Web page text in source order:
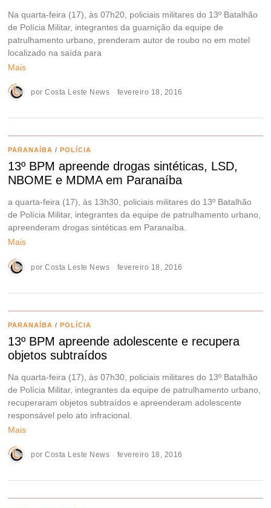
Na quarta-feira (17), às 07h20, policiais militares do 13º Batalhão
de Polícia Militar, integrantes da guarnição da equipe de
patrulhamento urbano, prenderam autor de roubo no em motel
localizado na saída para
Mais
porCosta Leste News fevereiro 18, 2016
PARANAÍBA / POLÍCIA
13º BPM apreende drogas sintéticas, LSD,
NBOME e MDMA em Paranaíba
a quarta-feira (17), às 13h30, policiais militares do 13º Batalhão
de Polícia Militar, integrantes da equipe de patrulhamento urbano,
apreenderam drogas sintéticas em Paranaíba.
Mais
porCosta Leste News fevereiro 18, 2016
PARANAÍBA / POLÍCIA
13º BPM apreende adolescente e recupera
objetos subtraídos
Na quarta-feira (17), às 07h30, policiais militares do 13º Batalhão
de Polícia Militar, integrantes da equipe de patrulhamento urbano,
recuperaram objetos subtraídos e apreenderam adolescente
responsável pelo ato infracional.
Mais
porCosta Leste News fevereiro 18, 2016